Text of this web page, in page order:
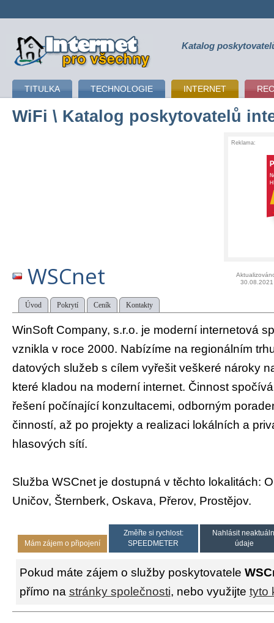
připojení k internetu Katalog
TITULKA TECHNOLOGIE INTERNET
WiFi \ Katalog poskytovatelů
Reklama:
WSCnet
30.08.2021
Úvod Pokrytí Ceník Kontakty
WinSoft Company, s.r.o. je moderní internetová
vznikla v roce 2000. Nabízíme na regionálním
datových služeb s cílem vyřešit veškeré nároky
které kladou na moderní internet. Činnost
řešení počínající konzultacemi, odborným
činností, až po projekty a realizaci lokálních a
hlasových sítí.
Služba WSCnet je dostupná v těchto lokalitách:
Uničov, Šternberk, Oskava, Přerov, Prostějov.
Mám zájem o připojení
Změřte si rychlost:
SPEEDMETER
Nahlásit
údaje
Pokud máte zájem o služby poskytovatele
přímo na stránky společnosti, nebo využijte tyto